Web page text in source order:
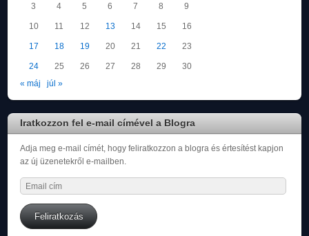
3 4 5 6 7 8 9
10 11 12 13 14 15 16
17 18 19 20 21 22 23
24 25 26 27 28 29
30
« máj
júl »
Iratkozzon fel e-mail címével a Blogra
Adja meg e-mail címét, hogy feliratkozzon a blogra és értesítést kapjon
az új üzenetekről e-mailben.
Email
cím
Feliratkozás